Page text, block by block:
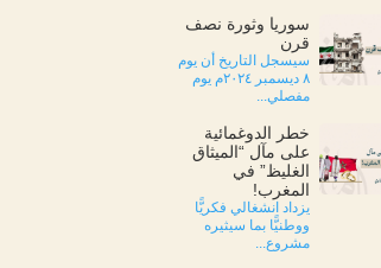
سوريا وثورة نصف
قرن
سيسجل التاريخ أن يوم
٨ ديسمبر ٢٠٢٤م يوم
مفصلي...
خطر الدوغمائية
على مآل “الميثاق
الغليظ” في
المغرب!
يزداد انشغالي فكريًّا
ووطنيًّا بما سيثيره
مشروع...